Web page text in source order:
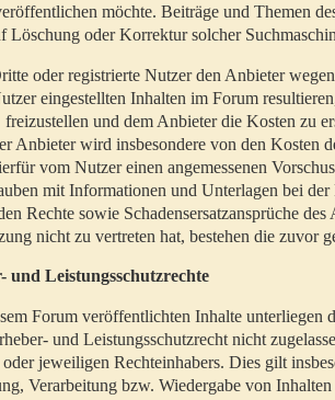
möchte. Beiträge und Themen
Löschung oder Korrektur solcher
oder registrierte Nutzer den Anbieter
eingestellten Inhalten im Forum
und dem Anbieter die Kosten zu
Anbieter wird insbesondere von den Kosten
vom Nutzer einen angemessenen
mit Informationen und Unterlagen bei
Rechte sowie Schadensersatzansprüche
nicht zu vertreten hat, bestehen die zuvor
und Leistungsschutzrechte
Forum veröffentlichten Inhalte unterliegen
und Leistungsschutzrecht nicht
oder jeweiligen Rechteinhabers. Dies gilt
Verarbeitung bzw. Wiedergabe von